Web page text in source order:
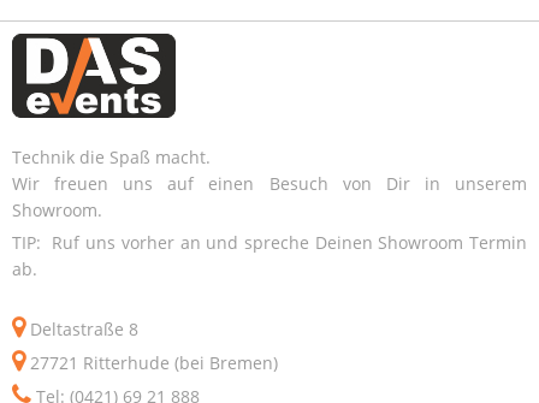
Technik die Spaß macht.
Wir freuen uns auf einen Besuch von Dir in unserem
Showroom.
TIP: Ruf uns vorher an und spreche Deinen Showroom Termin
ab.
Deltastraße 8
27721 Ritterhude (bei Bremen)
Tel: (0421) 69 21 888